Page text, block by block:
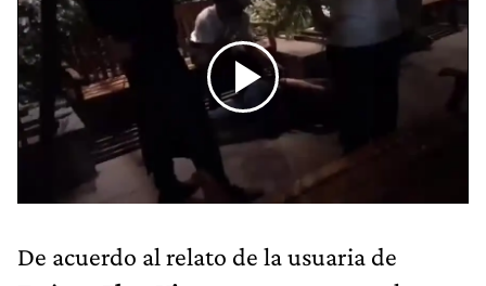
De acuerdo al relato de la usuaria de